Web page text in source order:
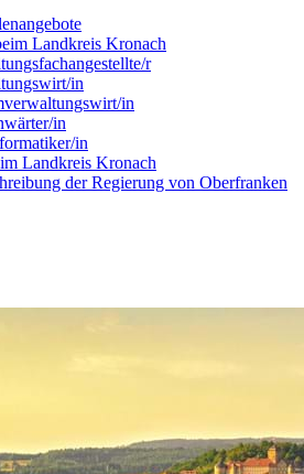
Landkreis Kronach
r
in
in
in
in
Landkreis Kronach
der Regierung von Oberfranken